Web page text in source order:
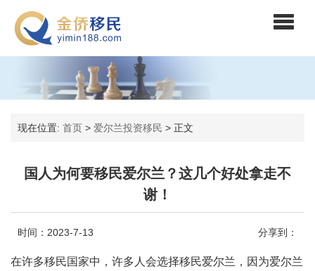
现在位置: 首页 > 爱尔兰投资移民 > 正文
国人为何要移民爱尔兰？这几个好处拿走不
谢！
时间：2023-7-13 分享到：
在许多移民国家中，许多人会选择移民爱尔兰，因为爱尔兰